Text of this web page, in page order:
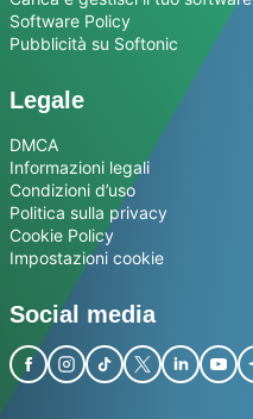
Software Policy
Pubblicità su Softonic
Legale
DMCA
Informazioni legali
Condizioni d’uso
Politica sulla privacy
Cookie Policy
Impostazioni cookie
Social media